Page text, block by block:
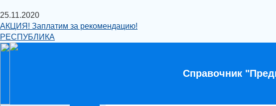
25.11.2020
АКЦИЯ! Заплатим за рекомендацию!
РЕСПУБЛИКА
Справочник